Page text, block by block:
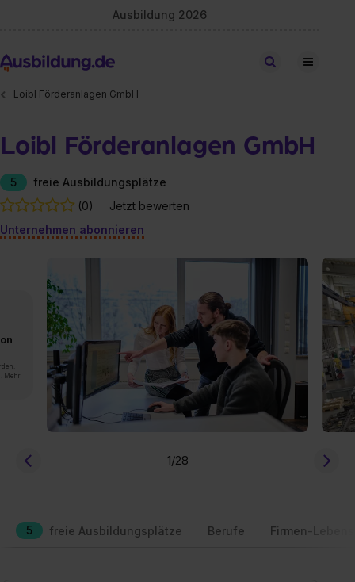
Ausbildung 2026
Stellen finden
Loibl Förderanlagen GmbH
Loibl Förderanlagen GmbH
5
freie Ausbildungsplätze
(0)
Jetzt bewerten
Unternehmen abonnieren
Mehr
1/28
5 freie Ausbildungsplätze Berufe Firmen-